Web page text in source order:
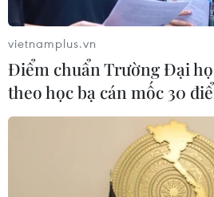
Phó Tổng Biên tập: NGUYỄN THỊ
THỦY
Sở hữu trí tuệ
vietnamplus.vn
Điểm chuẩn Trường Đại
theo học bạ cán mốc 30